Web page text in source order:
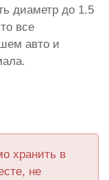
диаметр до 1.5
все
авто и
хранить в
не